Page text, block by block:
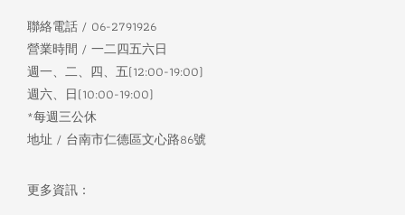
聯絡電話 / 06-2791926
營業時間 / 一二四五六日
週一、二、四、五(12:00-19:00)
週六、日(10:00-19:00)
*每週三公休
地址 / 台南市仁德區文心路86號
更多資訊：